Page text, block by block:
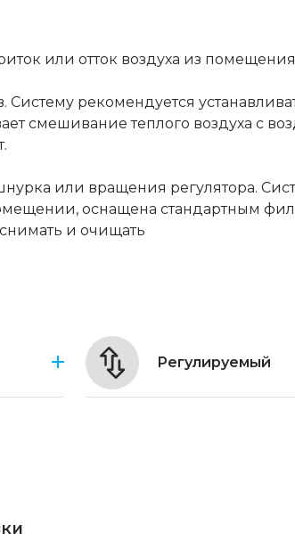
или отток воздуха из
рекомендуется
смешивание теплого воздуха с
или вращения регулятора.
оснащена стандартным
и очищать
Регулируемый